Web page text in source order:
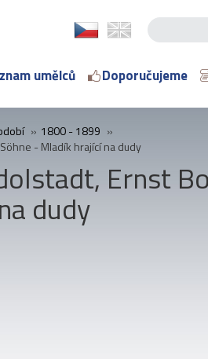
umělců Doporučujeme
» 1800 - 1899 »
- Mladík hrající na dudy
Ernst
dudy